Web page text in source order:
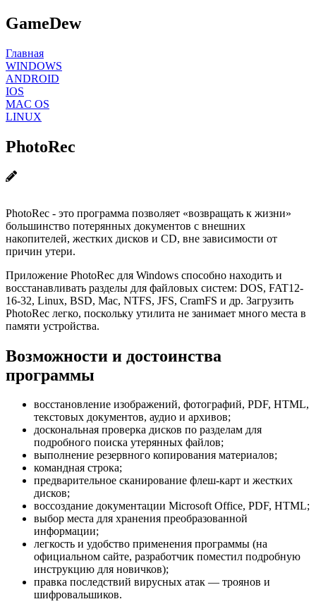
GameDew
Главная
WINDOWS
ANDROID
IOS
MAC OS
LINUX
PhotoRec
PhotoRec - это программа позволяет «возвращать к жизни»
большинство потерянных документов с внешних
накопителей, жестких дисков и CD, вне зависимости от
причин утери.
Приложение PhotoRec для Windows способно находить и
восстанавливать разделы для файловых систем: DOS, FAT12-
16-32, Linux, BSD, Mac, NTFS, JFS, CramFS и др. Загрузить
PhotoRec легко, поскольку утилита не занимает много места в
памяти устройства.
Возможности и достоинства
программы
восстановление изображений, фотографий, PDF, HTML,
текстовых документов, аудио и архивов;
доскональная проверка дисков по разделам для
подробного поиска утерянных файлов;
выполнение резервного копирования материалов;
командная строка;
предварительное сканирование флеш-карт и жестких
дисков;
воссоздание документации Microsoft Office, PDF, HTML;
выбор места для хранения преобразованной
информации;
легкость и удобство применения программы (на
официальном сайте, разработчик поместил подробную
инструкцию для новичков);
правка последствий вирусных атак — троянов и
шифровальшиков.